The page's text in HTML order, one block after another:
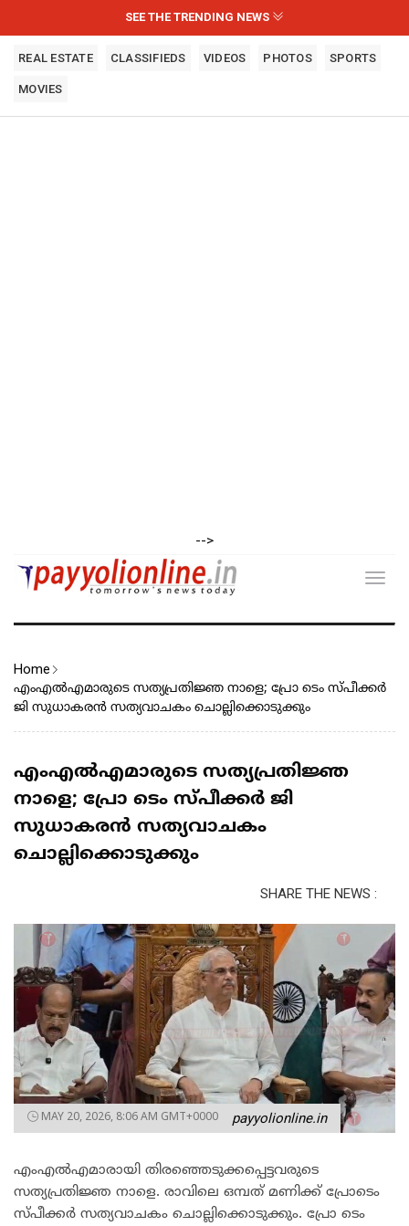
SEE THE TRENDING NEWS
REAL ESTATE CLASSIFIEDS VIDEOS PHOTOS SPORTS
MOVIES
-->
Home
എംഎൽഎമാരുടെ സത്യപ്രതിജ്ഞ നാളെ; പ്രോ ടെം സ്പീക്കർ
ജി സുധാകരൻ സത്യവാചകം ചൊല്ലിക്കൊടുക്കും
എംഎൽഎമാരുടെ സത്യപ്രതിജ്ഞ
നാളെ; പ്രോ ടെം സ്പീക്കർ ജി
സുധാകരൻ സത്യവാചകം
ചൊല്ലിക്കൊടുക്കും
SHARE THE NEWS :
MAY 20, 2026, 8:06 AM GMT+0000 payyolionline.in
എംഎൽഎമാരായി തിരഞ്ഞെടുക്കപ്പെട്ടവരുടെ
സത്യപ്രതിജ്ഞ നാളെ. രാവിലെ ഒമ്പത് മണിക്ക് പ്രോടെം
സ്പീക്കർ സത്യവാചകം ചൊല്ലിക്കൊടുക്കും. പ്രോ ടെം